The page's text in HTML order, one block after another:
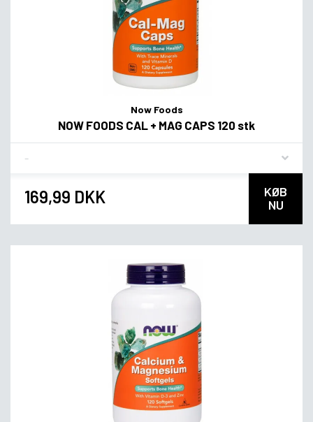
Now Foods
NOW FOODS CAL + MAG CAPS 120 stk
169,99 DKK
KØB
NU